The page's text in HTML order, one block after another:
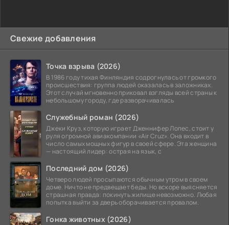
Свежие добавления
Точка взрыва (2026)
В 1986 году тихая Финляндия содрогнулась от громкого
происшествия: группа людей оказалась в заложниках.
Этот случай мгновенно приковал взгляды всей страны к
небольшому городу, где разворачивалась
Служебный роман (2026)
Джеки Круз, которую играет Дженнифер Лопес, стоит у
руля огромной авиакомпании «Air Cruz». Она входит в
число самых мощных фигур в своей сфере. Эта женщина
— настоящий лидер: острая на язык, с
Последний дом (2026)
Четверо людей просыпаются обычным утром в своем
доме. Ничто не предвещает беды. Но вскоре выясняется
страшная правда: покинуть жилище невозможно. Любая
попытка выйти за дверь оборачивается провалом.
Гонка животных (2026)